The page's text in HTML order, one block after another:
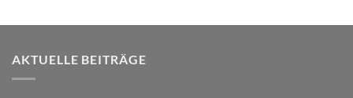
AKTUELLE BEITRÄGE